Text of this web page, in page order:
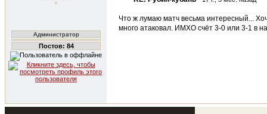
Администратор
Постов: 84
Что ж лумаю матч весьма интересный...
много атаковал. ИМХО счёт 3-0 или 3-1 в